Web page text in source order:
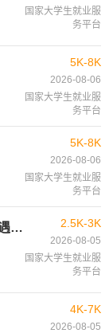
国家大学生就业服
务平台
5K-8K
2026-08-06
国家大学生就业服
务平台
5K-8K
2026-08-06
国家大学生就业服
务平台
公路设计实习生（务必看清楚待遇和职位详情） 2.5K-3K
2026-08-05
国家大学生就业服
务平台
4K-7K
2026-08-05